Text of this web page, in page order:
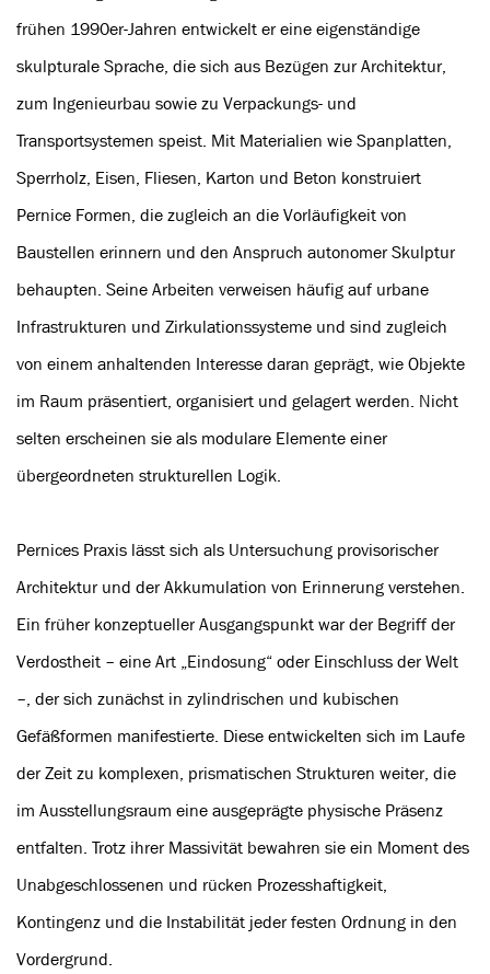
frühen 1990er-Jahren entwickelt er eine eigenständige
skulpturale Sprache, die sich aus Bezügen zur Architektur,
zum Ingenieurbau sowie zu Verpackungs- und
Transportsystemen speist. Mit Materialien wie Spanplatten,
Sperrholz, Eisen, Fliesen, Karton und Beton konstruiert
Pernice Formen, die zugleich an die Vorläufigkeit von
Baustellen erinnern und den Anspruch autonomer Skulptur
behaupten. Seine Arbeiten verweisen häufig auf urbane
Infrastrukturen und Zirkulationssysteme und sind zugleich
von einem anhaltenden Interesse daran geprägt, wie Objekte
im Raum präsentiert, organisiert und gelagert werden. Nicht
selten erscheinen sie als modulare Elemente einer
übergeordneten strukturellen Logik.
Pernices Praxis lässt sich als Untersuchung provisorischer
Architektur und der Akkumulation von Erinnerung verstehen.
Ein früher konzeptueller Ausgangspunkt war der Begriff der
Verdostheit – eine Art „Eindosung“ oder Einschluss der Welt
–, der sich zunächst in zylindrischen und kubischen
Gefäßformen manifestierte. Diese entwickelten sich im Laufe
der Zeit zu komplexen, prismatischen Strukturen weiter, die
im Ausstellungsraum eine ausgeprägte physische Präsenz
entfalten. Trotz ihrer Massivität bewahren sie ein Moment des
Unabgeschlossenen und rücken Prozesshaftigkeit,
Kontingenz und die Instabilität jeder festen Ordnung in den
Vordergrund.